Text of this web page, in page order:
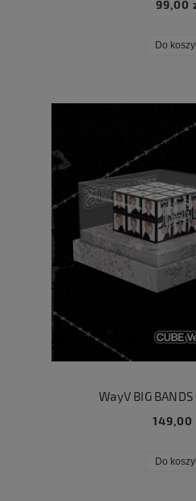
99,00
Do
WayV BIG BANDS
149,00
Do